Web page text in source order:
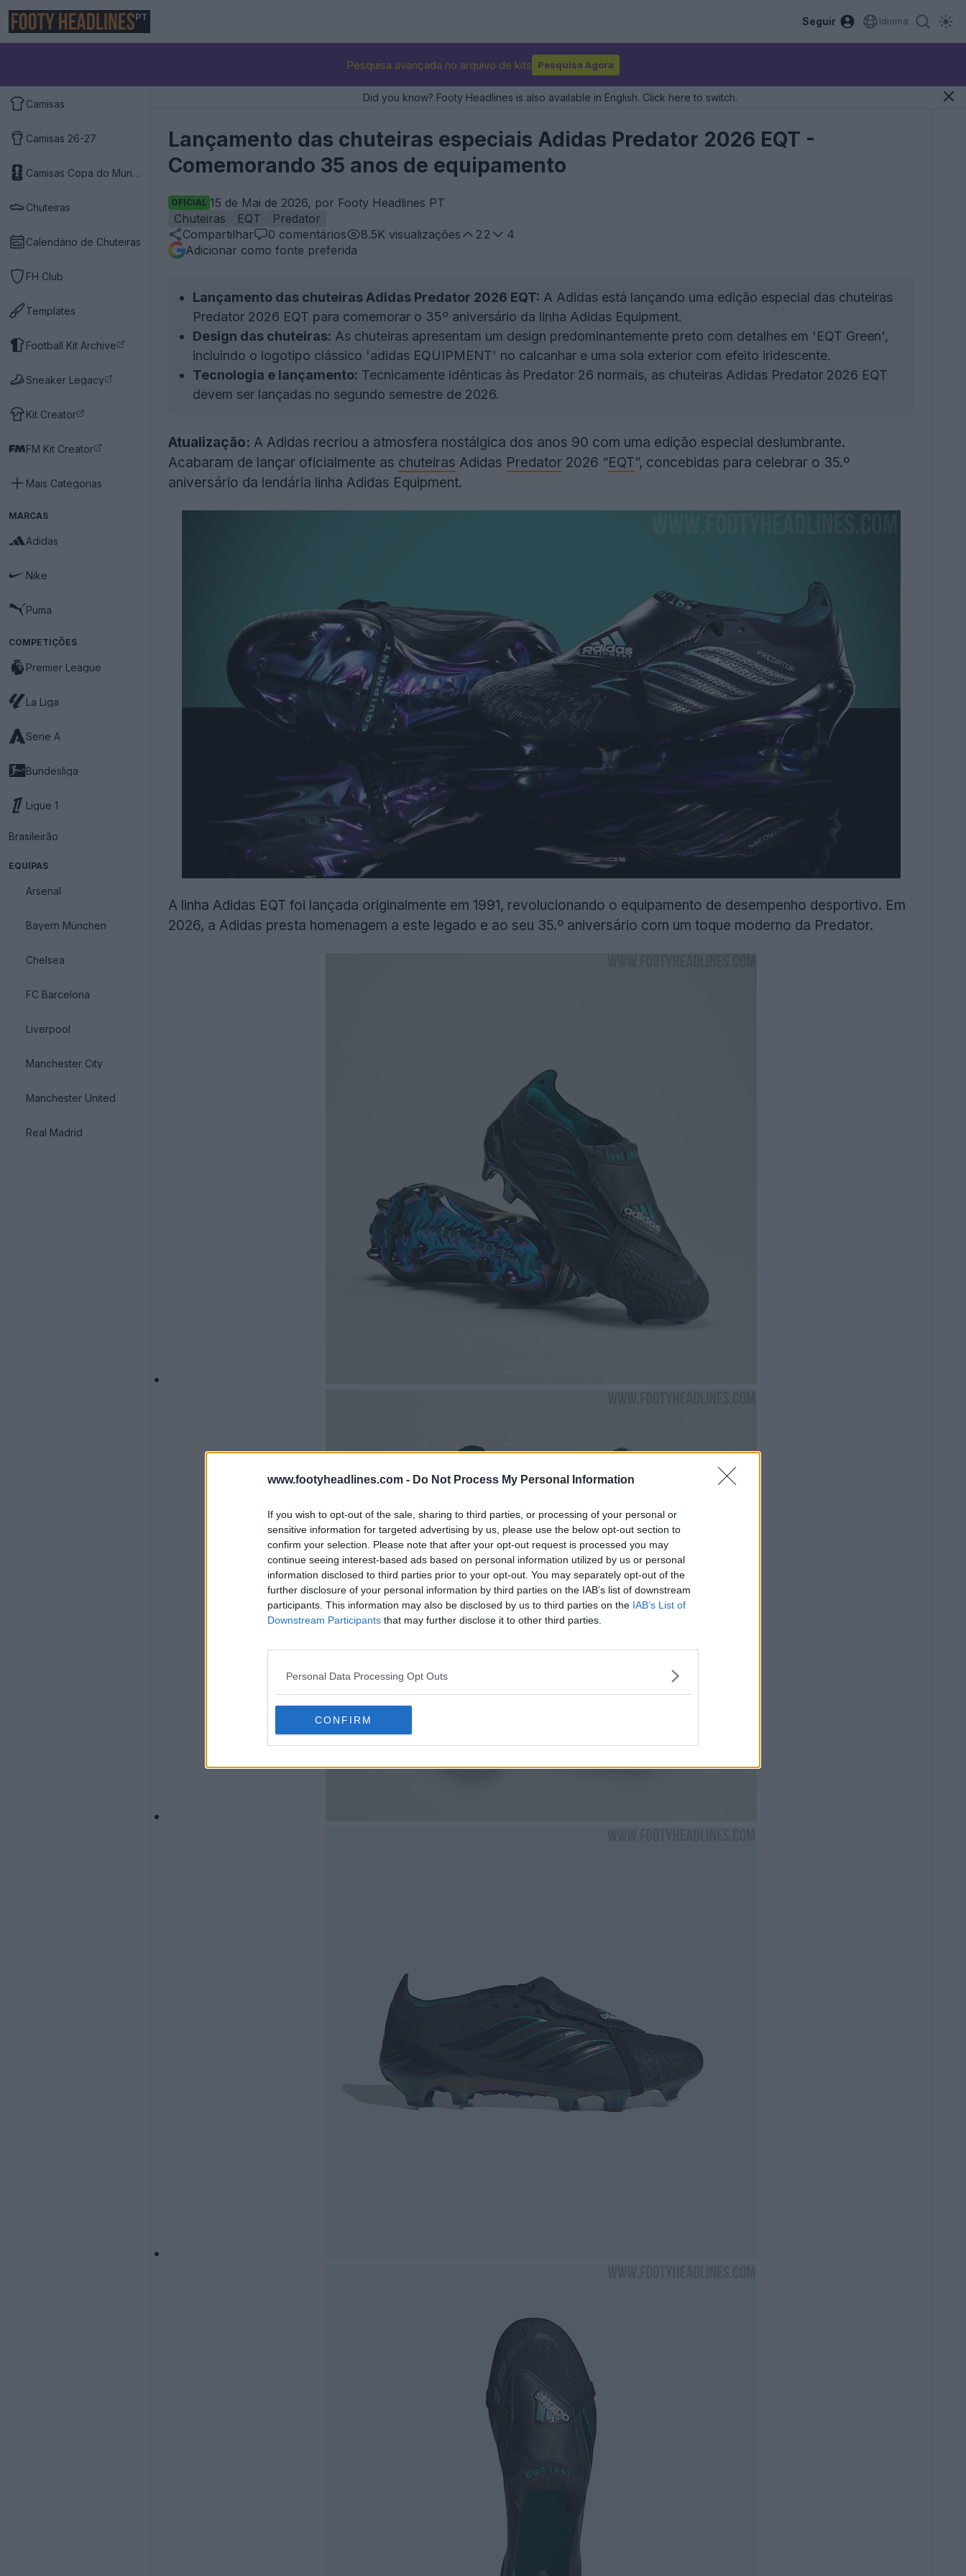
www.footyheadlines.com - Do Not Process My Personal Information
If you wish to opt-out of the sale, sharing to third parties, or processing of your personal or
sensitive information for targeted advertising by us, please use the below opt-out section to
confirm your selection. Please note that after your opt-out request is processed you may
continue seeing interest-based ads based on personal information utilized by us or personal
information disclosed to third parties prior to your opt-out. You may separately opt-out of the
further disclosure of your personal information by third parties on the IAB’s list of downstream
participants. This information may also be disclosed by us to third parties on the IAB’s List of
Downstream Participants that may further disclose it to other third parties.
Personal Data Processing Opt Outs
CONFIRM
PT Seguir Idioma
Pesquisa avançada no arquivo de kits Pesquisa Agora
Camisas
Camisas 26-27
Camisas Copa do Mundo 2026
Chuteiras
Calendário de Chuteiras
FH Club
Templates
Football Kit Archive
Sneaker Legacy
Kit Creator
FM Kit Creator
Mais Categorias
MARCAS
Adidas
Nike
Puma
COMPETIÇÕES
Premier League
La Liga
Serie A
Bundesliga
Ligue 1
Brasileirão
EQUIPAS
Arsenal
Bayern München
Chelsea
FC Barcelona
Liverpool
Manchester City
Manchester United
Real Madrid
Did you know? Footy Headlines is also available in English. Click here to switch.
Lançamento das chuteiras especiais Adidas Predator 2026 EQT -
Comemorando 35 anos de equipamento
OFICIAL 15 de Mai de 2026, por Footy Headlines PT
Chuteiras
EQT
Predator
Compartilhar
0 comentários 8.5K visualizações 22
4
Adicionar como fonte preferida
Lançamento das chuteiras Adidas Predator 2026 EQT: A Adidas está lançando uma edição especial das chuteiras
Predator 2026 EQT para comemorar o 35º aniversário da linha Adidas Equipment.
Design das chuteiras: As chuteiras apresentam um design predominantemente preto com detalhes em 'EQT Green',
incluindo o logotipo clássico 'adidas EQUIPMENT' no calcanhar e uma sola exterior com efeito iridescente.
Tecnologia e lançamento: Tecnicamente idênticas às Predator 26 normais, as chuteiras Adidas Predator 2026 EQT
devem ser lançadas no segundo semestre de 2026.
Atualização: A Adidas recriou a atmosfera nostálgica dos anos 90 com uma edição especial deslumbrante.
Acabaram de lançar oficialmente as chuteiras Adidas Predator 2026 “EQT”, concebidas para celebrar o 35.º
aniversário da lendária linha Adidas Equipment.
A linha Adidas EQT foi lançada originalmente em 1991, revolucionando o equipamento de desempenho desportivo. Em
2026, a Adidas presta homenagem a este legado e ao seu 35.º aniversário com um toque moderno da Predator.